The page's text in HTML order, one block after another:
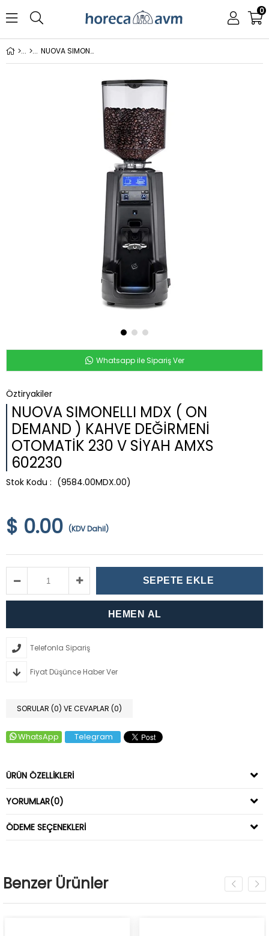
0
NUOVA SIMONELLI MDX ( ON DEMAND ) KAHVE DEĞİRMENİ OTOMATİK 230 V SİYAH AMXS 602230
Whatsapp ile Sipariş Ver
Öztiryakiler
NUOVA SIMONELLI MDX ( ON
DEMAND ) KAHVE DEĞİRMENİ
OTOMATİK 230 V SİYAH AMXS
602230
(9584.00MDX.00)
$ 0.00 (KDV Dahil)
Telefonla Sipariş
Fiyat Düşünce Haber Ver
SORULAR (0) VE CEVAPLAR (0)
WhatsApp Telegram
ÜRÜN ÖZELLIKLERI
YORUMLAR(0)
ÖDEME SEÇENEKLERI
Benzer Ürünler